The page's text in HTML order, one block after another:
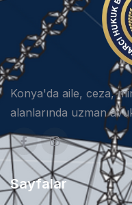
Konya'da aile, ceza,
alanlarında uzman
Sayfalar